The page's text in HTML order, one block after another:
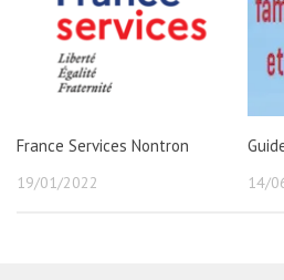
France Services Nontron
19/01/2022 14/